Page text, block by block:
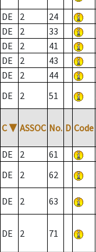
DE
2 24
DE
2 33
DE
2 41
DE
2 43
DE
2 44
DE
2 51
C ▼ ASSOC No. D Code
DE 2 61
DE
2 62
DE 2 63
DE 2 71